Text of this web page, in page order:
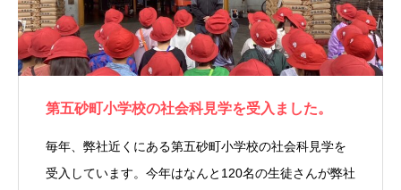
第五砂町小学校の社会科見学を受入ました。
毎年、弊社近くにある第五砂町小学校の社会科見学を
受入しています。今年はなんと120名の生徒さんが弊社